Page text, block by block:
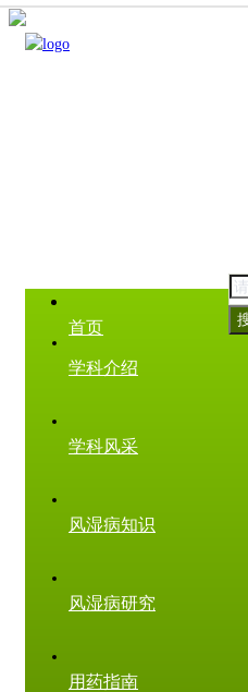
首页
学科介绍
学科风采
风湿病知识
风湿病研究
用药指南